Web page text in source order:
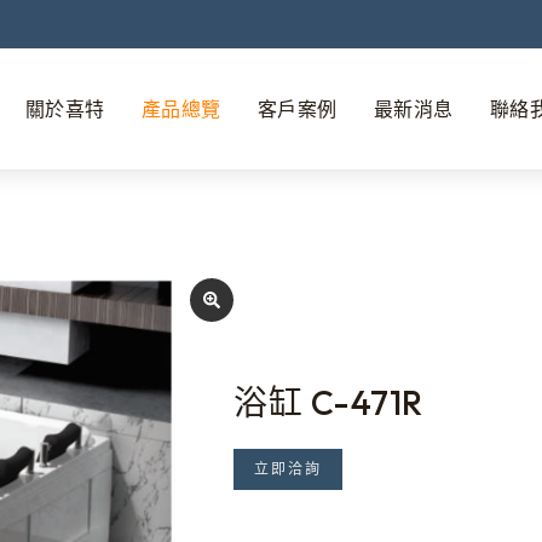
關於喜特 產品總覽 客戶案例 最新消息 聯絡
浴缸 C-471R
立即洽詢